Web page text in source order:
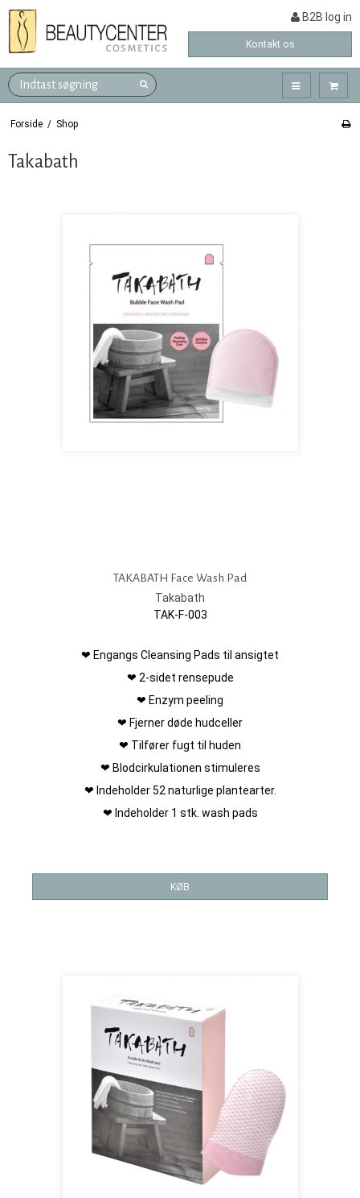
B2B log in
Kontakt os
Forside / Shop
Takabath
TAKABATH Face Wash Pad
Takabath
TAK-F-003
❤ Engangs Cleansing Pads til ansigtet
❤ 2-sidet rensepude
❤ Enzym peeling
❤ Fjerner døde hudceller
❤ Tilfører fugt til huden
❤ Blodcirkulationen stimuleres
❤ Indeholder 52 naturlige plantearter.
❤ Indeholder 1 stk. wash pads
KØB